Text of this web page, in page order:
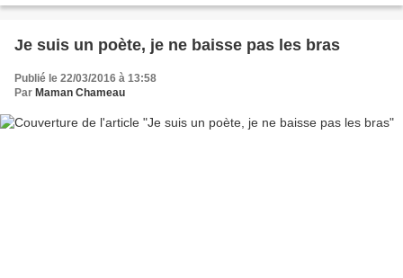
Je suis un poète, je ne baisse pas les bras
Publié le 22/03/2016 à 13:58
Par Maman Chameau